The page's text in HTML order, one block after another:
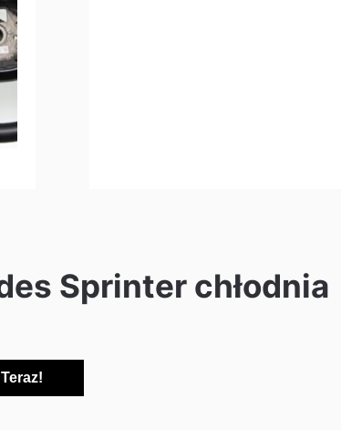
Sprinter chłodnia